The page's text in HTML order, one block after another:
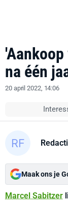
na één
20 april 2022, 14:06
Maak ons je
Marcel Sabitzer